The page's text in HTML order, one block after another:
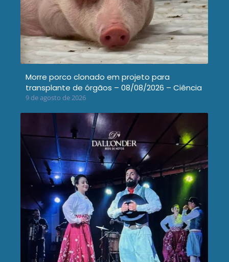
Morre porco clonado em projeto para
transplante de órgãos – 08/08/2026 – Ciência
9 de agosto de 2026